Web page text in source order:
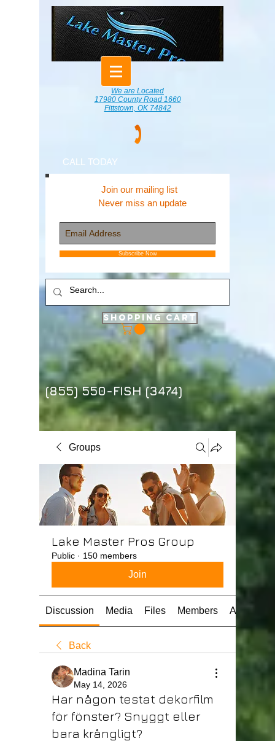
We are Located
17980 County Road 1660
Fittstown, OK 74842
CALL TODAY
Join our mailing list
Never miss an update
Subscribe Now
Shopping Cart
(855) 550-FISH (3474)
Groups
Lake Master Pros Group
Public · 150 members
Join
Discussion Media Files Members About
Back
Madina Tarin
May 14, 2026
Har någon testat dekorfilm
för fönster? Snyggt eller
bara krångligt?